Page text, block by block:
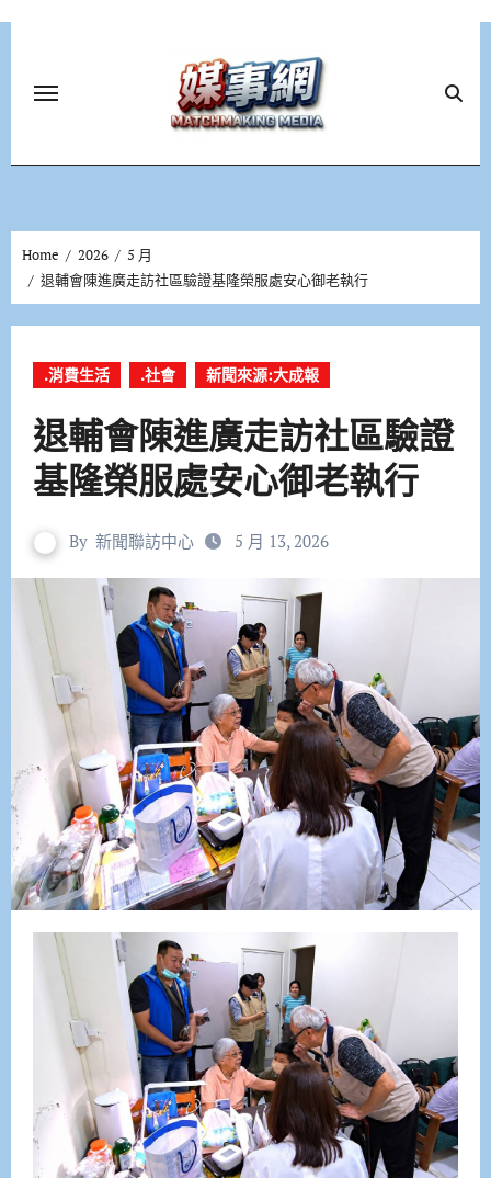
Home 2026
5 月
退輔會陳進廣走訪社區驗證基隆榮服處安心御老執行
.消費生活 .社會 新聞來源:大成報
退輔會陳進廣走訪社區驗證
基隆榮服處安心御老執行
By 新聞聯訪中心 5 月 13, 2026